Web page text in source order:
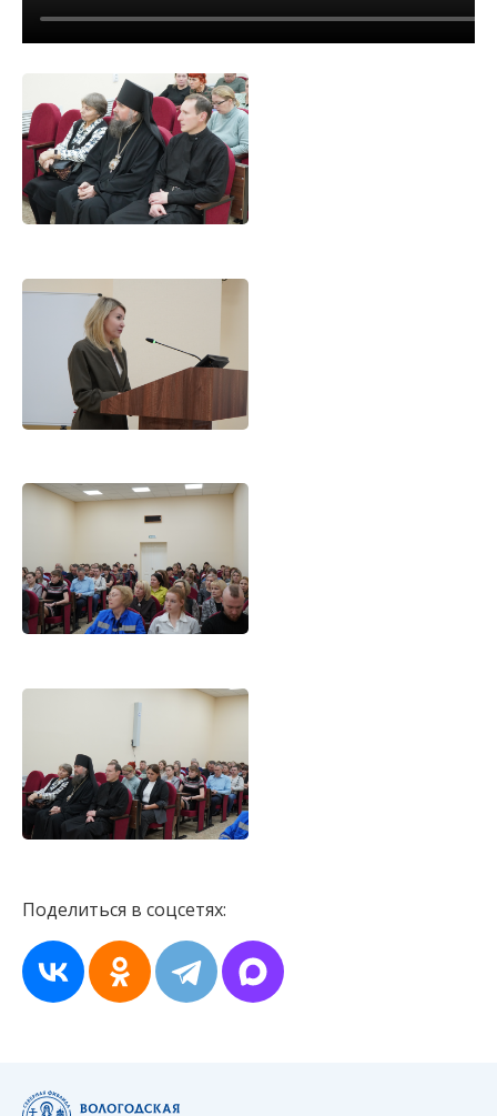
Поделиться в соцсетях: